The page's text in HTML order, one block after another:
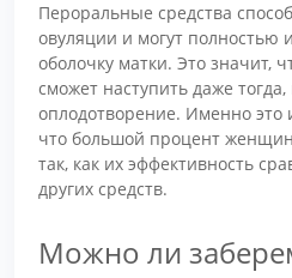
Пероральные средства
овуляции и могут полностью
оболочку матки. Это значит,
сможет наступить даже
оплодотворение. Именно это
что большой процент
так, как их эффективность
других средств.
Можно ли